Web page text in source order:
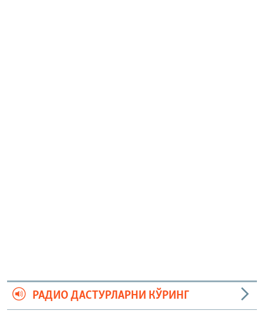
РАДИО ДАСТУРЛАРНИ КЎРИНГ